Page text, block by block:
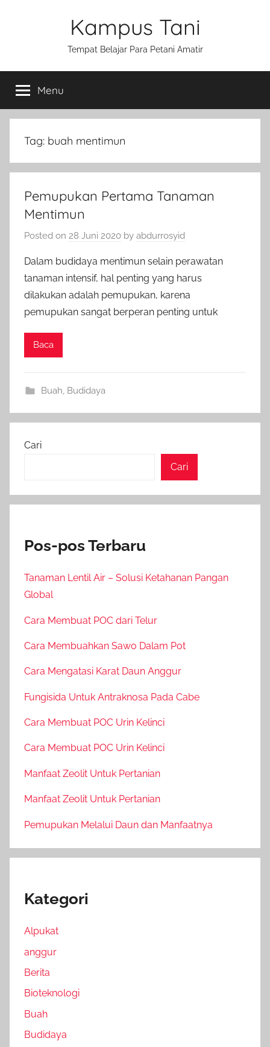
Kampus Tani
Tempat Belajar Para Petani Amatir
Menu
Tag: buah mentimun
Pemupukan Pertama Tanaman
Mentimun
Posted on 28 Juni 2020 by abdurrosyid
Dalam budidaya mentimun selain perawatan
tanaman intensif, hal penting yang harus
dilakukan adalah pemupukan, karena
pemupukan sangat berperan penting untuk
Baca
Buah Budidaya
Cari
Cari
Pos-pos Terbaru
Tanaman Lentil Air – Solusi Ketahanan Pangan
Global
Cara Membuat POC dari Telur
Cara Membuahkan Sawo Dalam Pot
Cara Mengatasi Karat Daun Anggur
Fungisida Untuk Antraknosa Pada Cabe
Cara Membuat POC Urin Kelinci
Cara Membuat POC Urin Kelinci
Manfaat Zeolit Untuk Pertanian
Manfaat Zeolit Untuk Pertanian
Pemupukan Melalui Daun dan Manfaatnya
Kategori
Alpukat
anggur
Berita
Bioteknologi
Buah
Budidaya